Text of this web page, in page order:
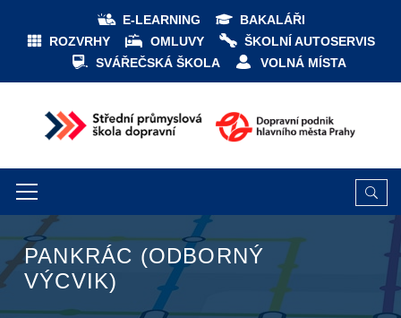
E-LEARNING
BAKALÁŘI
ROZVRHY
OMLUVY
ŠKOLNÍ AUTOSERVIS
SVÁŘEČSKÁ ŠKOLA
VOLNÁ MÍSTA
PANKRÁC (ODBORNÝ
VÝCVIK)